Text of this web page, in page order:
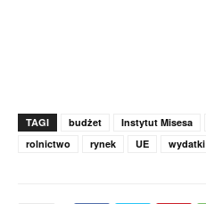
TAGI budżet Instytut Misesa
rolnictwo
rynek UE wydatki